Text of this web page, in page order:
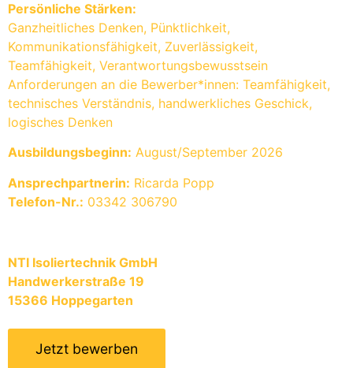
Persönliche Stärken:
Ganzheitliches Denken, Pünktlichkeit,
Kommunikationsfähigkeit, Zuverlässigkeit,
Teamfähigkeit, Verantwortungsbewusstsein
Anforderungen an die Bewerber*innen: Teamfähigkeit,
technisches Verständnis, handwerkliches Geschick,
logisches Denken
Ausbildungsbeginn: August/September 2026
Ansprechpartnerin: Ricarda Popp
Telefon-Nr.: 03342 306790
NTI Isoliertechnik GmbH
Handwerkerstraße 19
15366 Hoppegarten